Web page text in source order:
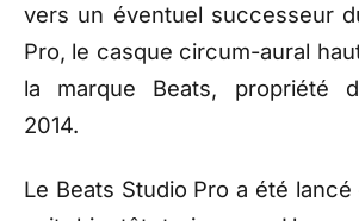
vers un éventuel successeur
Pro, le casque circum-aural
la marque Beats, propriété
2014.
Le Beats Studio Pro a été